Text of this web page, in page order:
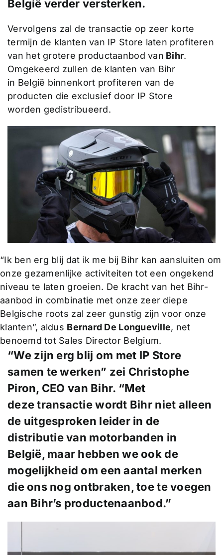
België verder versterken.
Vervolgens zal de transactie op zeer korte
termijn de klanten van IP Store laten profiteren
van het grotere productaanbod van Bihr.
Omgekeerd zullen de klanten van Bihr
in België binnenkort profiteren van de
producten die exclusief door IP Store
worden gedistribueerd.
“Ik ben erg blij dat ik me bij Bihr kan aansluiten om
onze gezamenlijke activiteiten tot een ongekend
niveau te laten groeien. De kracht van het Bihr-
aanbod in combinatie met onze zeer diepe
Belgische roots zal zeer gunstig zijn voor onze
klanten”, aldus Bernard De Longueville, net
benoemd tot Sales Director Belgium.
“We zijn erg blij om met IP Store
samen te werken” zei Christophe
Piron, CEO van Bihr. “Met
deze transactie wordt Bihr niet alleen
de uitgesproken leider in de
distributie van motorbanden in
België, maar hebben we ook de
mogelijkheid om een aantal merken
die ons nog ontbraken, toe te voegen
aan Bihr’s productenaanbod.”